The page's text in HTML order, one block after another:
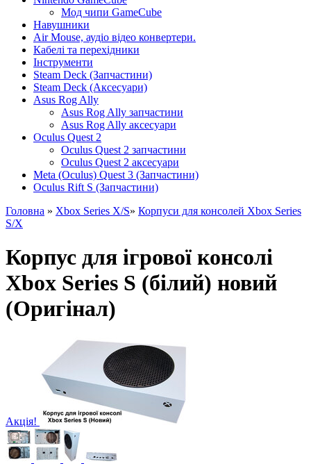
Мод чипи GameCube
Навушники
Air Mouse, аудіо відео конвертери.
Кабелі та перехідники
Інструменти
Steam Deck (Запчастини)
Steam Deck (Аксесуари)
Asus Rog Ally
Asus Rog Ally запчастини
Asus Rog Ally аксесуари
Oculus Quest 2
Oculus Quest 2 запчастини
Oculus Quest 2 аксесуари
Meta (Oculus) Quest 3 (Запчастини)
Oculus Rift S (Запчастини)
Головна » Xbox Series X/S» Корпуси для консолей Xbox Series
S/X
Корпус для ігрової консолі
Xbox Series S (білий) новий
(Оригінал)
Акція!